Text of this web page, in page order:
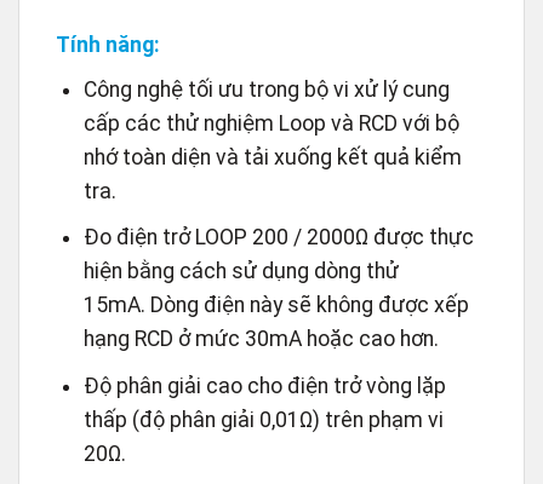
Tính năng:
Công nghệ tối ưu trong bộ vi xử lý cung
cấp các thử nghiệm Loop và RCD với bộ
nhớ toàn diện và tải xuống kết quả kiểm
tra.
Đo điện trở LOOP 200 / 2000Ω được thực
hiện bằng cách sử dụng dòng thử
15mA. Dòng điện này sẽ không được xếp
hạng RCD ở mức 30mA hoặc cao hơn.
Độ phân giải cao cho điện trở vòng lặp
thấp (độ phân giải 0,01Ω) trên phạm vi
20Ω.